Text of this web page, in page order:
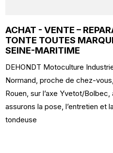
ACHAT - VENTE –
TONTE TOUTES
SEINE-MARITIME
DEHONDT Motoculture
Normand, proche de chez-
Rouen, sur l’axe Yvetot/
assurons la pose, l’entretien et
tondeuse